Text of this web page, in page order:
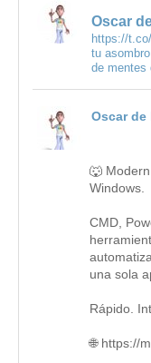
Oscar
https://
tu
de mentes
Oscar de
🐺
Windows.
CMD,
una sola
Rápido.
🌐 https://